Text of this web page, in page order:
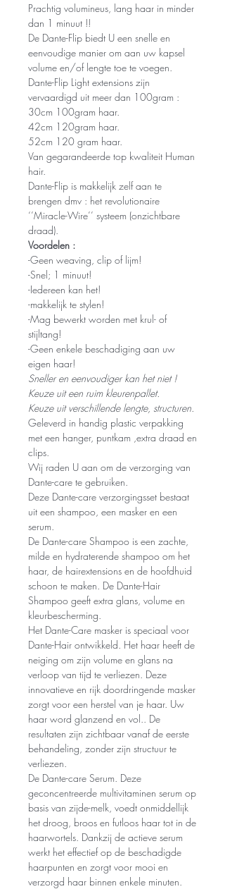
Prachtig volumineus, lang haar in minder
dan 1 minuut !!
De Dante-Flip biedt U een snelle en
eenvoudige manier om aan uw kapsel
volume en/of lengte toe te voegen.
Dante-Flip Light extensions zijn
vervaardigd uit meer dan 100gram :
30cm 100gram haar.
42cm 120gram haar.
52cm 120 gram haar.
Van gegarandeerde top kwaliteit Human
hair.
Dante-Flip is makkelijk zelf aan te
brengen dmv : het revolutionaire
‘’Miracle-Wire’’ systeem (onzichtbare
draad).
Voordelen :
-Geen weaving, clip of lijm!
-Snel; 1 minuut!
-Iedereen kan het!
-makkelijk te stylen!
-Mag bewerkt worden met krul- of
stijltang!
-Geen enkele beschadiging aan uw
eigen haar!
Sneller en eenvoudiger kan het niet !
Keuze uit een ruim kleurenpallet.
Keuze uit verschillende lengte, structuren.
Geleverd in handig plastic verpakking
met een hanger, puntkam ,extra draad en
clips.
Wij raden U aan om de verzorging van
Dante-care te gebruiken.
Deze Dante-care verzorgingsset bestaat
uit een shampoo, een masker en een
serum.
De Dante-care Shampoo is een zachte,
milde en hydraterende shampoo om het
haar, de hairextensions en de hoofdhuid
schoon te maken. De Dante-Hair
Shampoo geeft extra glans, volume en
kleurbescherming.
Het Dante-Care masker is speciaal voor
Dante-Hair ontwikkeld. Het haar heeft de
neiging om zijn volume en glans na
verloop van tijd te verliezen. Deze
innovatieve en rijk doordringende masker
zorgt voor een herstel van je haar. Uw
haar word glanzend en vol.. De
resultaten zijn zichtbaar vanaf de eerste
behandeling, zonder zijn structuur te
verliezen.
De Dante-care Serum. Deze
geconcentreerde multivitaminen serum op
basis van zijde-melk, voedt onmiddellijk
het droog, broos en futloos haar tot in de
haarwortels. Dankzij de actieve serum
werkt het effectief op de beschadigde
haarpunten en zorgt voor mooi en
verzorgd haar binnen enkele minuten.